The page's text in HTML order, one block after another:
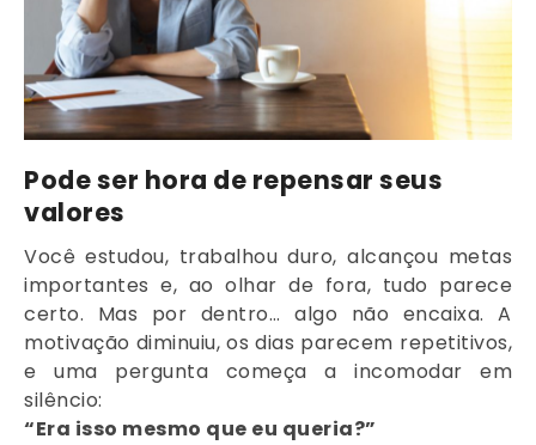
Pode ser hora de repensar seus
valores
Você estudou, trabalhou duro, alcançou metas
importantes e, ao olhar de fora, tudo parece
certo. Mas por dentro… algo não encaixa. A
motivação diminuiu, os dias parecem repetitivos,
e uma pergunta começa a incomodar em
silêncio:
“Era isso mesmo que eu queria?”